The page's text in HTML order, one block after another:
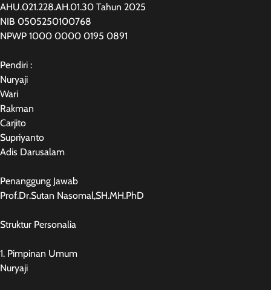
AHU.021.228.AH.01.30 Tahun 2025
NIB 0505250100768
NPWP 1000 0000 0195 0891
Pendiri :
Nuryaji
Wari
Rakman
Carjito
Supriyanto
Adis Darusalam
Penanggung Jawab
Prof.Dr.Sutan Nasomal,SH.MH.PhD
Struktur Personalia
1. Pimpinan Umum
Nuryaji